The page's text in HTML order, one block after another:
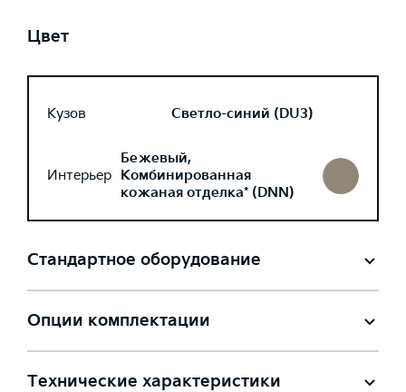
Цвет
Кузов Светло-синий (DU3)
Интерьер
Бежевый,
Комбинированная
кожаная отделка* (DNN)
Стандартное оборудование
Опции комплектации
Технические характеристики